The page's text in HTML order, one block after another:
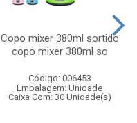
Copo mixer 380ml sortido
copo mixer 380ml so
Código: 006453
Embalagem: Unidade
Caixa Com: 30 Unidade(s)